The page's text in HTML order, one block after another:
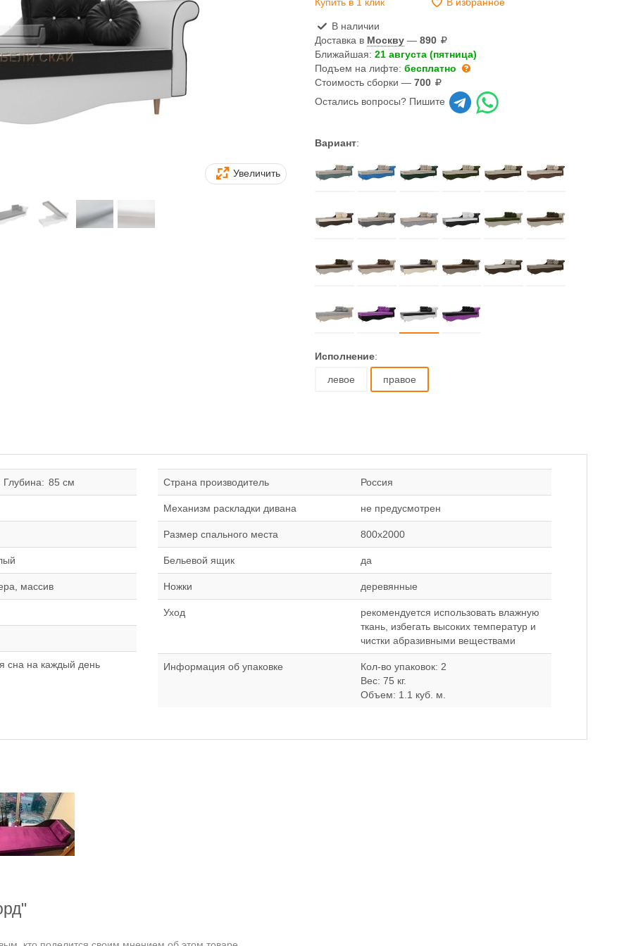
Увеличить
В наличии
Доставка в Москву —890
Ближайшая:21 августа (пятница)
Подъем на лифте:бесплатно
Стоимость сборки —700
Остались вопросы? Пишите
Вариант:
Исполнение:
левое правое
Глубина: 85 см
массив
сна на каждый день
Страна производитель Россия
Механизм раскладки дивана не предусмотрен
Размер спального места 800x2000
Бельевой ящик да
Ножки деревянные
Уход
рекомендуется использовать влажную
ткань, избегать высоких температур и
чистки абразивными веществами
Информация об упаковке
Кол-во упаковок: 2
Вес: 75 кг.
Объем: 1.1 куб. м.